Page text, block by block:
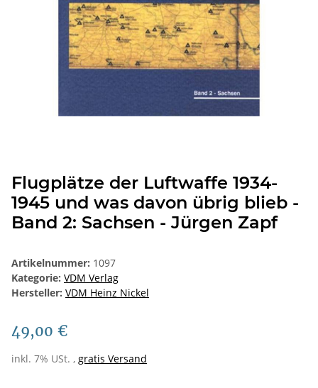
Flugplätze der Luftwaffe 1934-
1945 und was davon übrig blieb -
Band 2: Sachsen - Jürgen Zapf
Artikelnummer: 1097
Kategorie: VDM Verlag
Hersteller: VDM Heinz Nickel
49,00 €
inkl. 7% USt. , gratis Versand